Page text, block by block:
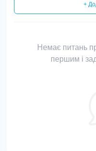
+
Немає питань
першим і